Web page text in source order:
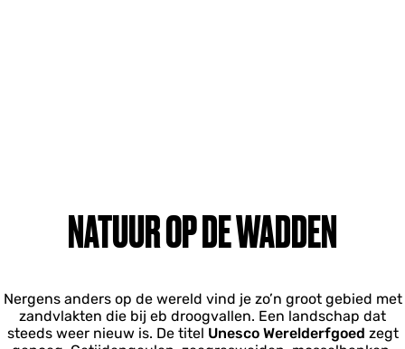
NATUUR OP DE WADDEN
Nergens anders op de wereld vind je zo’n groot gebied met
zandvlakten die bij eb droogvallen. Een landschap dat
steeds weer nieuw is. De titel Unesco Werelderfgoed zegt